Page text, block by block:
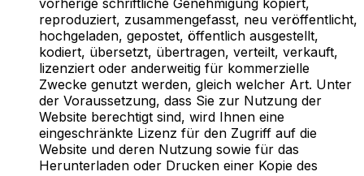
reproduziert, zusammengefasst, neu veröffentlicht,
hochgeladen, gepostet, öffentlich ausgestellt,
kodiert, übersetzt, übertragen, verteilt, verkauft,
lizenziert oder anderweitig für kommerzielle
Zwecke genutzt werden, gleich welcher Art. Unter
der Voraussetzung, dass Sie zur Nutzung der
Website berechtigt sind, wird Ihnen eine
eingeschränkte Lizenz für den Zugriff auf die
Website und deren Nutzung sowie für das
Herunterladen oder Drucken einer Kopie des